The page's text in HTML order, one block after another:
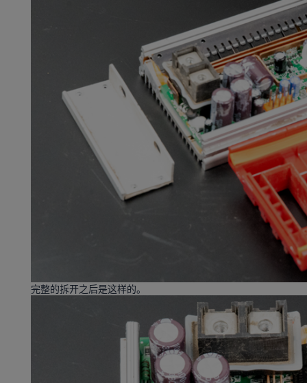
完整的拆开之后是这样的。